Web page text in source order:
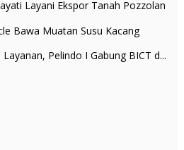
Layani Ekspor Tanah Pozzolan
Bawa Muatan Susu Kacang
Pelindo I Gabung BICT d...